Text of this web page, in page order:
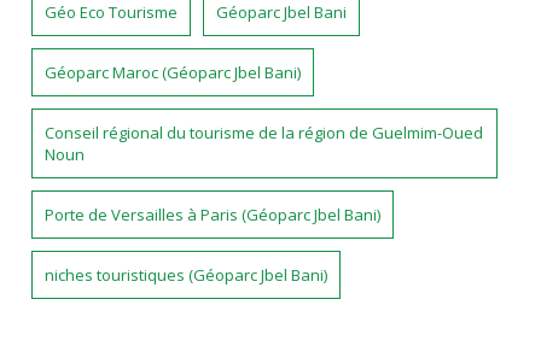
Géo Eco Tourisme Géoparc Jbel Bani
Géoparc Maroc (Géoparc Jbel Bani)
Conseil régional du tourisme de la région de Guelmim-Oued
Noun
Porte de Versailles à Paris (Géoparc Jbel Bani)
niches touristiques (Géoparc Jbel Bani)